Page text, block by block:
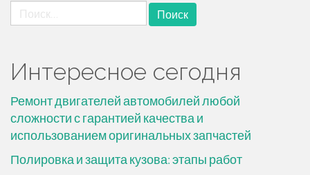
Найти:
Интересное сегодня
Ремонт двигателей автомобилей любой
сложности с гарантией качества и
использованием оригинальных запчастей
Полировка и защита кузова: этапы работ